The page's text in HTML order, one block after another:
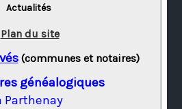
Actualités
Plan du site
(communes et notaires)
généalogiques
Parthenay